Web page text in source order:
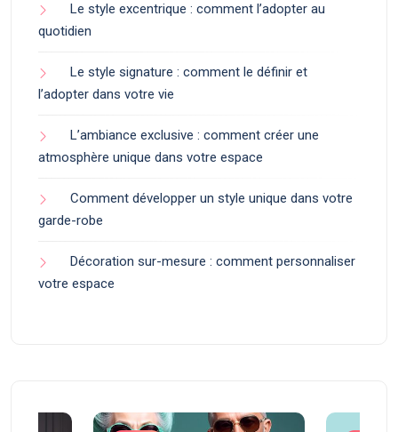
Le style excentrique : comment l’adopter au
quotidien
Le style signature : comment le définir et
l’adopter dans votre vie
L’ambiance exclusive : comment créer une
atmosphère unique dans votre espace
Comment développer un style unique dans votre
garde-robe
Décoration sur-mesure : comment personnaliser
votre espace